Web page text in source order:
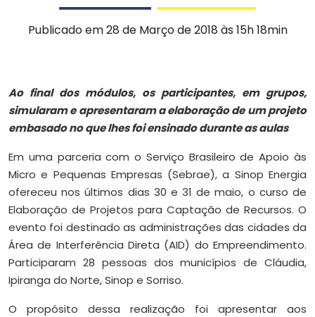
Publicado em 28 de Março de 2018 às 15h 18min
Ao final dos módulos, os participantes, em grupos,
simularam e apresentaram a elaboração de um projeto
embasado no que lhes foi ensinado durante as aulas
Em uma parceria com o Serviço Brasileiro de Apoio às
Micro e Pequenas Empresas (Sebrae), a Sinop Energia
ofereceu nos últimos dias 30 e 31 de maio, o curso de
Elaboração de Projetos para Captação de Recursos. O
evento foi destinado as administrações das cidades da
Área de Interferência Direta (AID) do Empreendimento.
Participaram 28 pessoas dos municípios de Cláudia,
Ipiranga do Norte, Sinop e Sorriso.
O propósito dessa realização foi apresentar aos